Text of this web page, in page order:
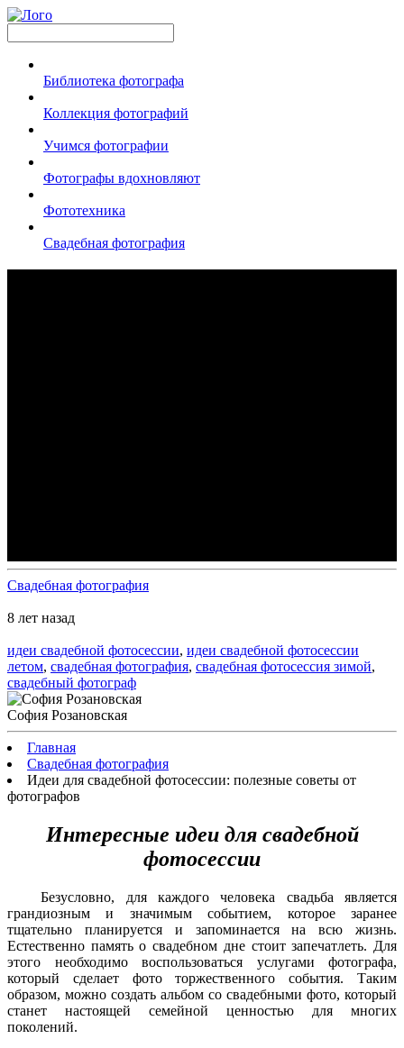
Библиотека фотографа
Коллекция фотографий
Учимся фотографии
Фотографы вдохновляют
Фототехника
Свадебная фотография
Свадебная фотография
8 лет назад
идеи свадебной фотосессии, идеи свадебной фотосессии
летом, свадебная фотография, свадебная фотосессия зимой,
свадебный фотограф
София Розановская
Главная
Свадебная фотография
Идеи для свадебной фотосессии: полезные советы от
фотографов
Интересные идеи для свадебной
фотосессии
Безусловно, для каждого человека свадьба является
грандиозным и значимым событием, которое заранее
тщательно планируется и запоминается на всю жизнь.
Естественно память о свадебном дне стоит запечатлеть. Для
этого необходимо воспользоваться услугами фотографа,
который сделает фото торжественного события. Таким
образом, можно создать альбом со свадебными фото, который
станет настоящей семейной ценностью для многих
поколений.